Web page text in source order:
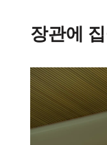
장관에